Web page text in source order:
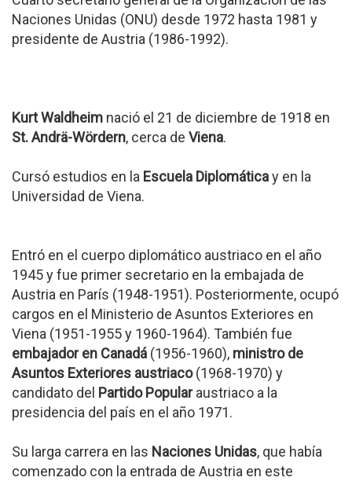
Naciones Unidas (ONU) desde 1972 hasta 1981 y
presidente de Austria (1986-1992).
Kurt Waldheim nació el 21 de diciembre de 1918 en
St. Andrä-Wördern, cerca de Viena.
Cursó estudios en la Escuela Diplomáticay en la
Universidad de Viena.
Entró en el cuerpo diplomático austriaco en el año
1945 y fue primer secretario en la embajada de
Austria en París (1948-1951). Posteriormente, ocupó
cargos en el Ministerio de Asuntos Exteriores en
Viena (1951-1955 y 1960-1964). También fue
embajador en Canadá (1956-1960), ministro de
Asuntos Exteriores austriaco(1968-1970) y
candidato del Partido Popularaustriaco a la
presidencia del país en el año 1971.
Su larga carrera en las Naciones Unidas, que había
comenzado con la entrada de Austria en este